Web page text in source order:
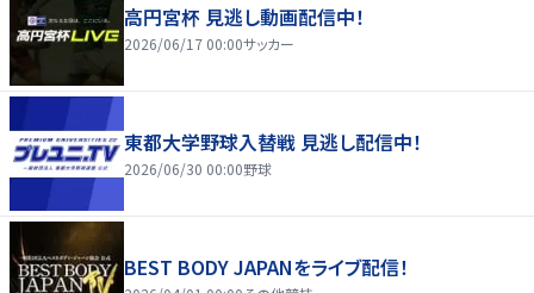
高円宮杯 見逃し動画配信中！
2026/06/17 00:00サッカー
東都大学野球入替戦 見逃し配信中！
2026/06/30 00:00野球
BEST BODY JAPANをライブ配信！